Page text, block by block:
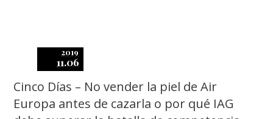
2019
11.06
Cinco Días – No vender la piel de Air
Europa antes de cazarla o por qué IAG